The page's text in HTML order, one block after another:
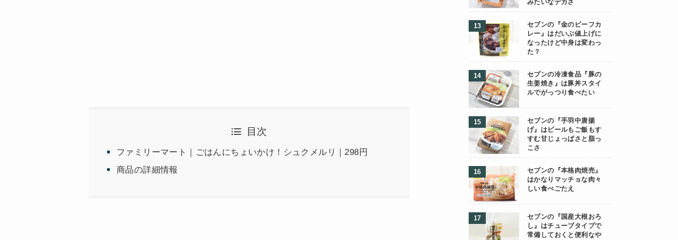
目次
ファミリーマート｜ごはんにちょいかけ！シュクメルリ｜298円
商品の詳細情報
みたいなデカさ
セブンの『金のビーフカ
レー』はだいぶ値上げに
なったけど中身は変わっ
た？
セブンの冷凍食品『豚の
生姜焼き』は豚丼スタイ
ルでがっつり食べたい
セブンの『手羽中唐揚
げ』はビールもご飯もす
すむ甘じょっぱさと脂っ
こさ
セブンの『本格肉焼売』
はかなりマッチョな肉々
しい食べごたえ
セブンの『国産大根おろ
し』はチューブタイプで
常備しておくと便利なや